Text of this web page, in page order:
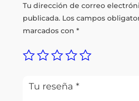
Tu dirección de correo
publicada. Los campos
marcados con *